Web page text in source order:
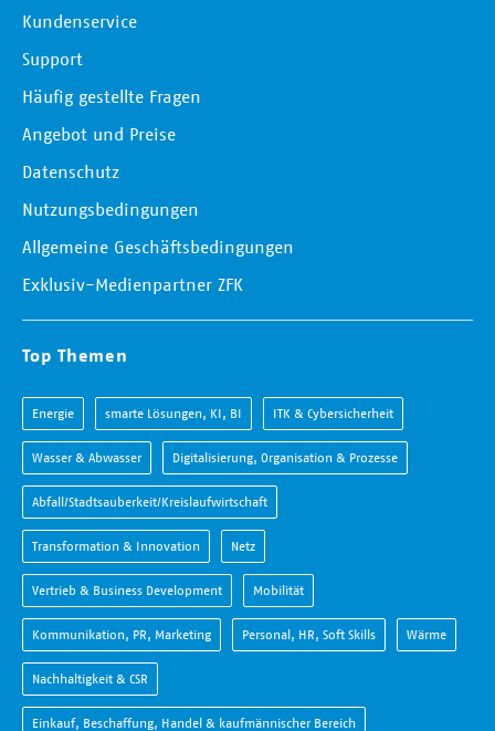
Kundenservice
Support
Häufig gestellte Fragen
Angebot und Preise
Datenschutz
Nutzungsbedingungen
Allgemeine Geschäftsbedingungen
Exklusiv-Medienpartner ZFK
Top Themen
Energie smarte Lösungen, KI, BI ITK & Cybersicherheit
Wasser & Abwasser Digitalisierung, Organisation & Prozesse
Abfall/Stadtsauberkeit/Kreislaufwirtschaft
Transformation & Innovation Netz
Vertrieb & Business Development Mobilität
Kommunikation, PR, Marketing Personal, HR, Soft Skills Wärme
Nachhaltigkeit & CSR
Einkauf, Beschaffung, Handel & kaufmännischer Bereich